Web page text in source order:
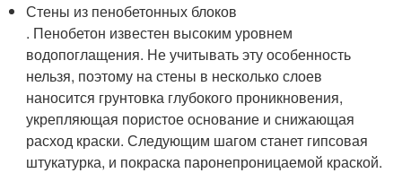
Стены из пенобетонных блоков
. Пенобетон известен высоким уровнем
водопоглащения. Не учитывать эту особенность
нельзя, поэтому на стены в несколько слоев
наносится грунтовка глубокого проникновения,
укрепляющая пористое основание и снижающая
расход краски. Следующим шагом станет гипсовая
штукатурка, и покраска паронепроницаемой краской.